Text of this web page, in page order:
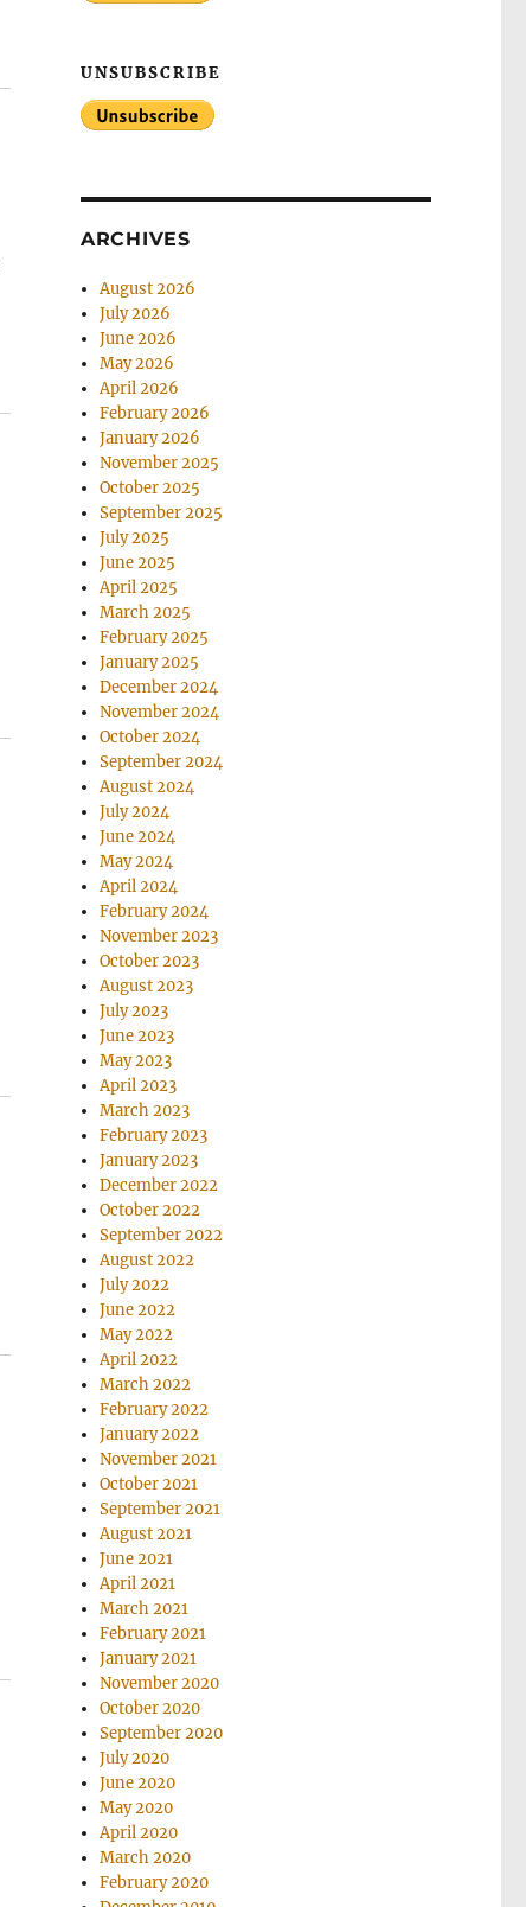
UNSUBSCRIBE
ARCHIVES
August 2026
July 2026
June 2026
May 2026
April 2026
February 2026
January 2026
November 2025
October 2025
September 2025
July 2025
June 2025
April 2025
March 2025
February 2025
January 2025
December 2024
November 2024
October 2024
September 2024
August 2024
July 2024
June 2024
May 2024
April 2024
February 2024
November 2023
October 2023
August 2023
July 2023
June 2023
May 2023
April 2023
March 2023
February 2023
January 2023
December 2022
October 2022
September 2022
August 2022
July 2022
June 2022
May 2022
April 2022
March 2022
February 2022
January 2022
November 2021
October 2021
September 2021
August 2021
June 2021
April 2021
March 2021
February 2021
January 2021
November 2020
October 2020
September 2020
July 2020
June 2020
May 2020
April 2020
March 2020
February 2020